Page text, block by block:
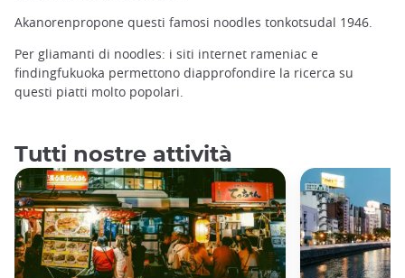
Akanorenpropone questi famosi noodles tonkotsudal 1946.
Per gliamanti di noodles: i siti internet rameniac e
findingfukuoka permettono diapprofondire la ricerca su
questi piatti molto popolari.
Tutti nostre attività